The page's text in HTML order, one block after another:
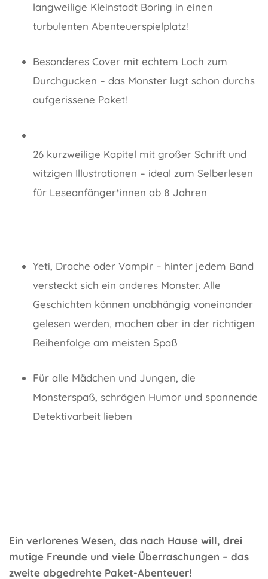
langweilige Kleinstadt Boring in einen
turbulenten Abenteuerspielplatz!
Besonderes Cover mit echtem Loch zum
Durchgucken – das Monster lugt schon durchs
aufgerissene Paket!
26 kurzweilige Kapitel mit großer Schrift und
witzigen Illustrationen – ideal zum Selberlesen
für Leseanfänger*innen ab 8 Jahren
Yeti, Drache oder Vampir – hinter jedem Band
versteckt sich ein anderes Monster. Alle
Geschichten können unabhängig voneinander
gelesen werden, machen aber in der richtigen
Reihenfolge am meisten Spaß
Für alle Mädchen und Jungen, die
Monsterspaß, schrägen Humor und spannende
Detektivarbeit lieben
Ein verlorenes Wesen, das nach Hause will, drei
mutige Freunde und viele Überraschungen – das
zweite abgedrehte Paket-Abenteuer!